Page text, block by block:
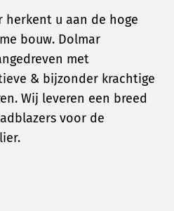
herkent u aan de hoge
bouw. Dolmar
met
& bijzonder krachtige
Wij leveren een breed
voor de